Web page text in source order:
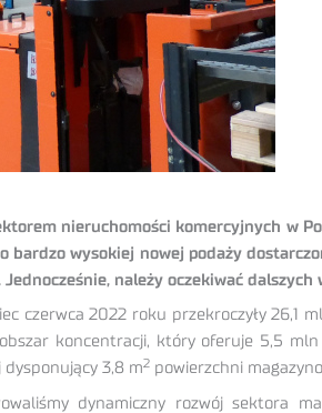
nieruchomości komercyjnych w
wysokiej nowej podaży
należy oczekiwać dalszych
czerwca 2022 roku przekroczyły 26,1
koncentracji, który oferuje 5,5
dysponujący 3,8 m2 powierzchni
dynamiczny rozwój sektora